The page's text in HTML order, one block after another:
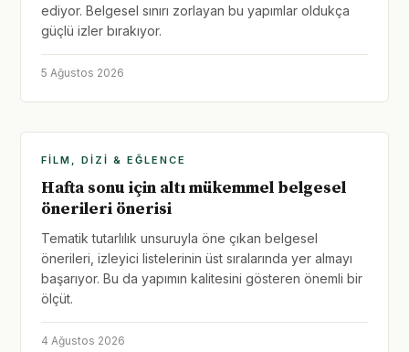
ediyor. Belgesel sınırı zorlayan bu yapımlar oldukça
güçlü izler bırakıyor.
5 Ağustos 2026
FILM, DIZI & EĞLENCE
Hafta sonu için altı mükemmel belgesel
önerileri önerisi
Tematik tutarlılık unsuruyla öne çıkan belgesel
önerileri, izleyici listelerinin üst sıralarında yer almayı
başarıyor. Bu da yapımın kalitesini gösteren önemli bir
ölçüt.
4 Ağustos 2026